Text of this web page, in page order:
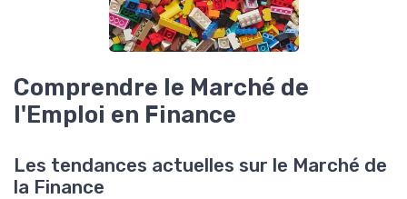
Comprendre le Marché de
l'Emploi en Finance
Les tendances actuelles sur le Marché de
la Finance